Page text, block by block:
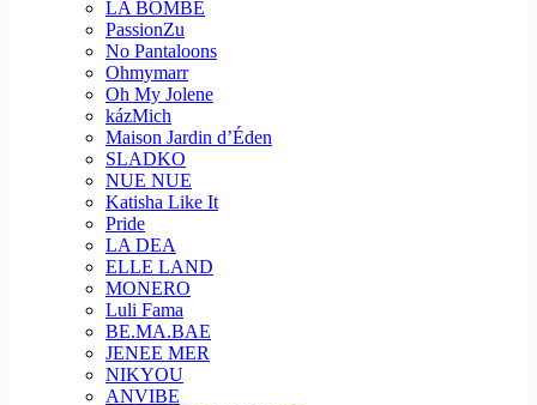
LA BOMBE
PassionZu
No Pantaloons
Ohmymarr
Oh My Jolene
kázMich
Maison Jardin d’Éden
SLADKO
NUE NUE
Katisha Like It
Pride
LA DEA
ELLE LAND
MONERO
Luli Fama
BE.MA.BAE
JENEE MER
NIKYOU
ANVIBE